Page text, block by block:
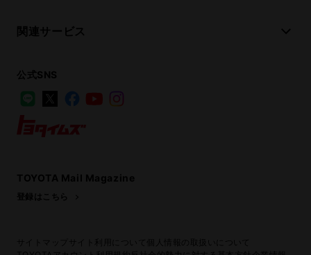
関連サービス
公式SNS
LINE
FacebookYouTube
TOYOTA Mail Magazine
登録はこちら
サイト利用について
個人情報の取扱いについて